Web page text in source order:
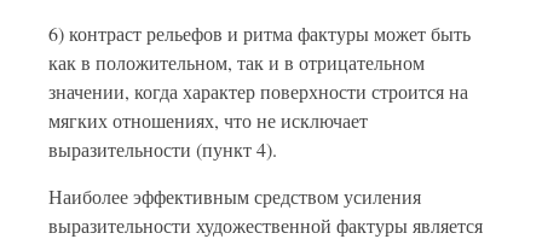
6) контраст рельефов и ритма фактуры может быть
как в положительном, так и в отрицательном
значении, когда характер поверхности строится на
мягких отношениях, что не исключает
выразительности (пункт 4).
Наиболее эффективным средством усиления
выразительности художественной фактуры является